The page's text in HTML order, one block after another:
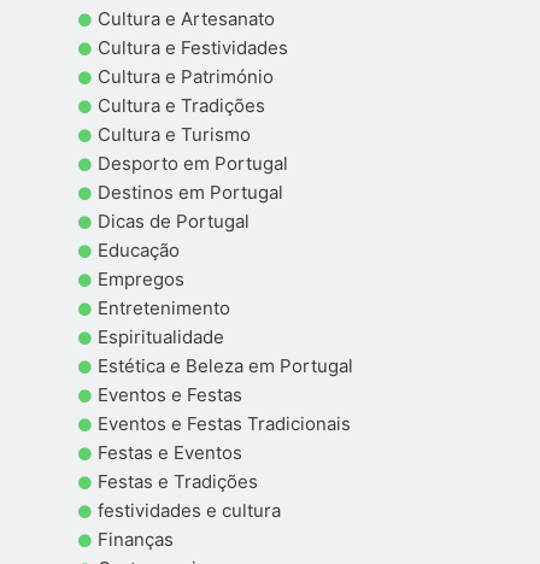
Cultura e Artesanato
Cultura e Festividades
Cultura e Património
Cultura e Tradições
Cultura e Turismo
Desporto em Portugal
Destinos em Portugal
Dicas de Portugal
Educação
Empregos
Entretenimento
Espiritualidade
Estética e Beleza em Portugal
Eventos e Festas
Eventos e Festas Tradicionais
Festas e Eventos
Festas e Tradições
festividades e cultura
Finanças